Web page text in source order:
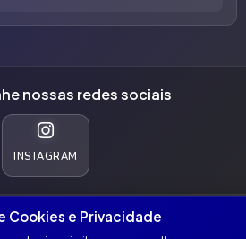
Cookies e Privacidade
nossas redes sociais
INSTAGRAM
de Marajá do Sena - MA. Todos os